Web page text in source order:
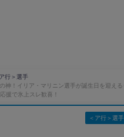
行＞選手
神！イリア・マリニン選手が誕生日を迎え
援で氷上スレ歓喜！
＜ア行＞選手